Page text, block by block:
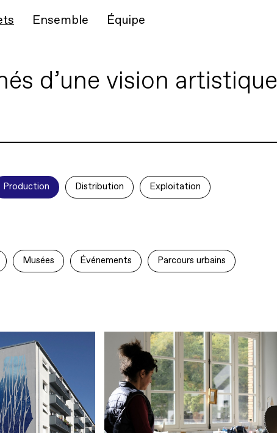
Ensemble Équipe
d’une vision artistique
Production Distribution Exploitation
Musées Événements Parcours urbains